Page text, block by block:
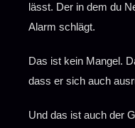
lässt. Der in dem du
Alarm schlägt.
Das ist kein Mangel.
dass er sich auch
Und das ist auch der